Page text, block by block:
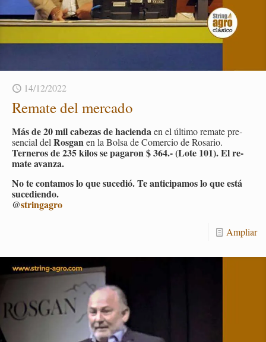
14/12/2022
Re­ma­te del mer­ca­do
Más de 20 mil ca­be­zas de ha­cien­daen el úl­ti­mo re­ma­te pre­
sen­cial del Ros­ganen la Bolsa de Co­mer­cio de Ro­sa­rio.
Ter­ne­ros de 235 kilos se pa­ga­ron $ 364.- (Lote 101). El re­
ma­te avan­za.
No te con­ta­mos lo que su­ce­dió. Te an­ti­ci­pa­mos lo que está
su­ce­dien­do.
@strin­ga­gro
Am­pliar